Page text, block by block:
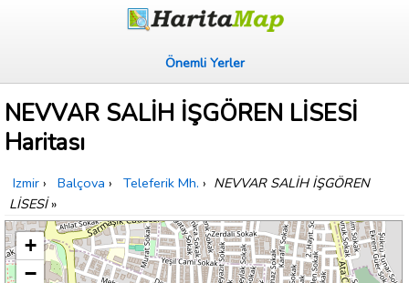
Önemli Yerler
NEVVAR SALİH İŞGÖREN LİSESİ
Haritası
Izmir › Balçova › Teleferik Mh. › NEVVAR SALİH İŞGÖREN
LİSESİ»
+
−